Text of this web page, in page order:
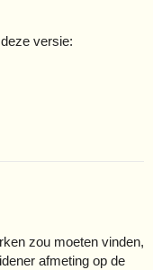
versie:
zou moeten vinden,
afmeting op de